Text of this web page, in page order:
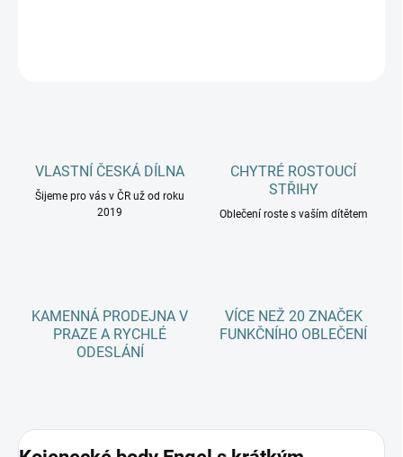
VLASTNÍ ČESKÁ DÍLNA
Šijeme pro vás v ČR už od roku
2019
CHYTRÉ ROSTOUCÍ
STŘIHY
Oblečení roste s vaším dítětem
KAMENNÁ PRODEJNA V
PRAZE A RYCHLÉ
ODESLÁNÍ
VÍCE NEŽ 20 ZNAČEK
FUNKČNÍHO OBLEČENÍ